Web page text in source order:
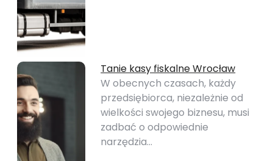
Tanie kasy fiskalne Wrocław
W obecnych czasach, każdy
przedsiębiorca, niezależnie od
wielkości swojego biznesu, musi
zadbać o odpowiednie
narzędzia…